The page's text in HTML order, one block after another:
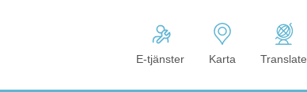
E-tjänster Karta Translate